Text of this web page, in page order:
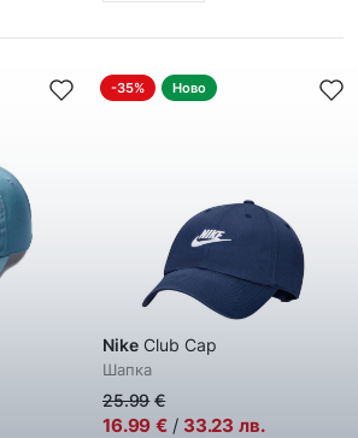
-35% Ново
Nike Club Cap
Шапка
25.99 €
16.99 € / 33.23 лв.